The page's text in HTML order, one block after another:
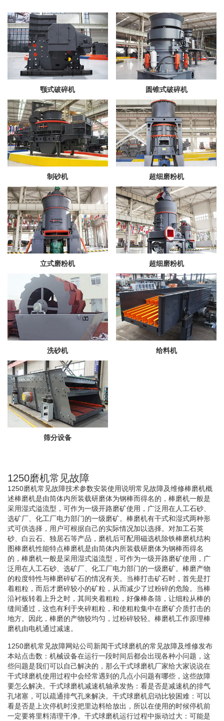
颚式破碎机 圆锥式破碎机
制砂机 超细磨粉机
立式磨粉机 超细磨粉机
洗砂机 给料机
筛分设备
1250磨机常见故障
1250磨机常见故障技术参数安装使用说明常见故障及维修棒磨机概
述棒磨机是由筒体内所装载研磨体为钢棒而得名的，棒磨机一般是
采用湿式溢流型，可作为一级开路磨矿使用，广泛用在人工石砂、
选矿厂、化工厂电力部门的一级磨矿。棒磨机有干式和湿式两种形
式可供选择，用户可根据自己的实际情况加以选择。对加工石英
砂、白云石、独居石等产品，磨机后可配用磁选机除铁棒磨机结构
图棒磨机性能特点棒磨机是由筒体内所装载研磨体为钢棒而得名
的，棒磨机一般是采用湿式溢流型，可作为一级开路磨矿使用，广
泛用在人工石砂、选矿厂、化工厂电力部门的一级磨矿。棒磨产物
的粒度特性与棒磨碎矿石的情况有关。当棒打击矿石时，首先是打
着粗粒，而后才磨碎较小的矿粒，从而减少了过粉碎的危险。当棒
沿衬板转着上升之时，其间夹着粗粒，好像棒条筛，让细粒从棒的
缝间通过，这也有利于夹碎粗粒，和使粗粒集中在磨矿介质打击的
地方。因此，棒磨的产物较均匀，过粉碎较轻。棒磨机工作原理棒
磨机由电机通过减速。
1250磨机常见故障网站公司新闻干式球磨机的常见故障及维修发布
本站点击数：机械设备在运行一段时间后都会出现各种小问题，这
些问题是我们可以自己解决的，那么干式球磨机厂家给大家说说在
干式球磨机使用过程中会经常遇到的几点小问题有哪些，这些故障
要怎么解决。干式球磨机减速机轴承发热：看是否是减速机的排气
孔堵塞，可以疏通排气孔来解决。干式球磨机启动比较困难：可以
看是否是上次停机时没把里边料给放出，所以在使用的时候停机前
一定要将里料清理干净。干式球磨机运行过程中振动过大：可能是